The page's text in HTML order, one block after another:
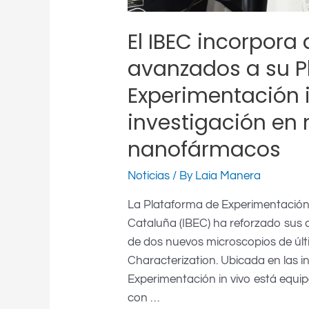
El IBEC
avanzados a su
investigación en
nanofármacos
Noticias / By Laia Manera
La Plataforma de
Cataluña (IBEC) ha reforzado
de dos nuevos microscopios de
Characterization. Ubicada en las
Experimentación in vivo está
con …
nuevos
y
nanofármacos